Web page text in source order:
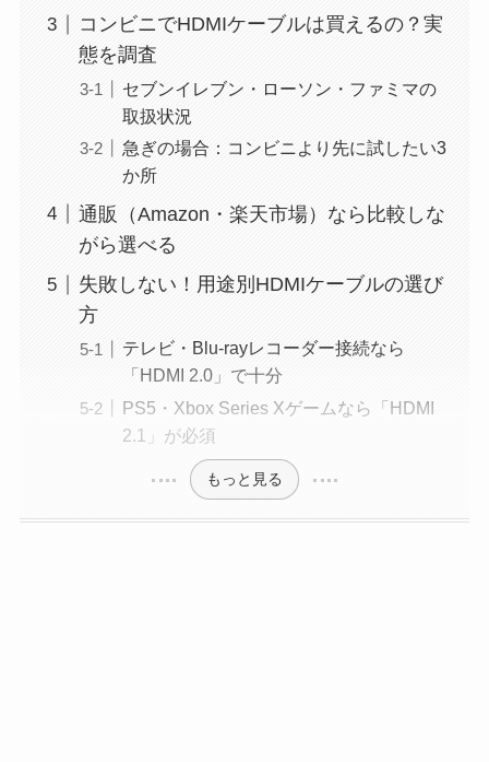
コンビニでHDMIケーブルは買えるの？実
態を調査
セブンイレブン・ローソン・ファミマの
取扱状況
急ぎの場合：コンビニより先に試したい3
か所
通販（Amazon・楽天市場）なら比較しな
がら選べる
失敗しない！用途別HDMIケーブルの選び
方
テレビ・Blu-rayレコーダー接続なら
「HDMI 2.0」で十分
PS5・Xbox Series Xゲームなら「HDMI
2.1」が必須
もっと見る